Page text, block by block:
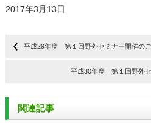
2017年3月13日
平成29年度 第１回野外セミナー開催のご
平成30年度 第１回野外セ
関連記事